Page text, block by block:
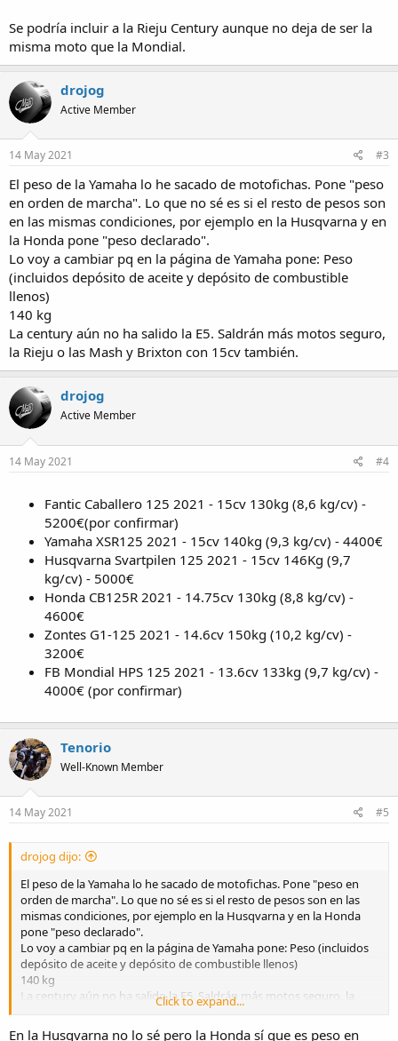
Se podría incluir a la Rieju Century aunque no deja de ser la
misma moto que la Mondial.
drojog
Active Member
14 May 2021 #3
El peso de la Yamaha lo he sacado de motofichas. Pone "peso
en orden de marcha". Lo que no sé es si el resto de pesos son
en las mismas condiciones, por ejemplo en la Husqvarna y en
la Honda pone "peso declarado".
Lo voy a cambiar pq en la página de Yamaha pone: Peso
(incluidos depósito de aceite y depósito de combustible
llenos)
140 kg
La century aún no ha salido la E5. Saldrán más motos seguro,
la Rieju o las Mash y Brixton con 15cv también.
drojog
Active Member
14 May 2021 #4
Fantic Caballero 125 2021 - 15cv 130kg (8,6 kg/cv) -
5200€(por confirmar)
Yamaha XSR125 2021 - 15cv 140kg (9,3 kg/cv) - 4400€
Husqvarna Svartpilen 125 2021 - 15cv 146Kg (9,7
kg/cv) - 5000€
Honda CB125R 2021 - 14.75cv 130kg (8,8 kg/cv) -
4600€
Zontes G1-125 2021 - 14.6cv 150kg (10,2 kg/cv) -
3200€
FB Mondial HPS 125 2021 - 13.6cv 133kg (9,7 kg/cv) -
4000€ (por confirmar)
Tenorio
Well-Known Member
14 May 2021 #5
drojog dijo:
El peso de la Yamaha lo he sacado de motofichas. Pone "peso en
orden de marcha". Lo que no sé es si el resto de pesos son en las
mismas condiciones, por ejemplo en la Husqvarna y en la Honda
pone "peso declarado".
Lo voy a cambiar pq en la página de Yamaha pone: Peso (incluidos
depósito de aceite y depósito de combustible llenos)
140 kg
La century aún no ha salido la E5. Saldrán más motos seguro, la
Rieju o las Mash y Brixton con 15cv también.
Click to expand...
En la Husqvarna no lo sé pero la Honda sí que es peso en